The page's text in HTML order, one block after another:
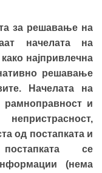
за решавање на
начелата на
како најпривлечна
решавање
Начелата на
рамноправност и
од постапката и
се
(нема